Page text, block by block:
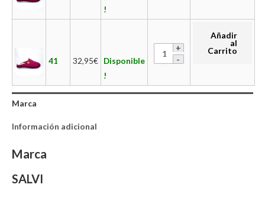
!
41 32,95€ Disponible
!
Añadir
al
Carrito
Marca
Información adicional
Marca
SALVI